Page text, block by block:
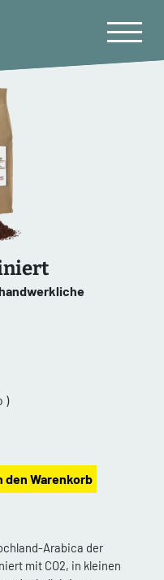
)
den Warenkorb
Arabica der
mit CO2, in kleinen